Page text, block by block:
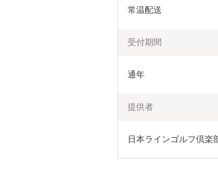
常温配送
受付期間
通年
提供者
日本ラインゴルフ倶楽